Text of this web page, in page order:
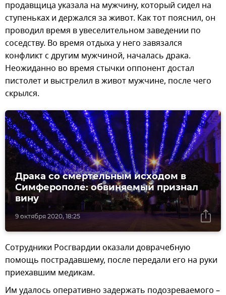
продавщица указала на мужчину, который сидел на
ступеньках и держался за живот. Как тот пояснил, он
проводил время в увеселительном заведении по
соседству. Во время отдыха у него завязался
конфликт с другим мужчиной, началась драка.
Неожиданно во время стычки оппонент достал
пистолет и выстрелил в живот мужчине, после чего
скрылся.
9 октября 2020, 18:25
Драка со смертельным исходом в
Симферополе: обвиняемый признал
вину
Сотрудники Росгвардии оказали доврачебную
помощь пострадавшему, после передали его на руки
приехавшим медикам.
Им удалось оперативно задержать подозреваемого –